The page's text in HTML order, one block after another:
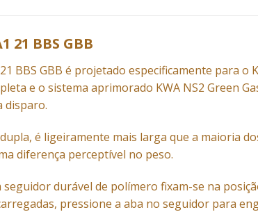
21 BBS GBB
BBS GBB é projetado especificamente para
e o sistema aprimorado KWA NS2 Green
disparo.
é ligeiramente mais larga que a maioria
diferença perceptível no peso.
durável de polímero fixam-se na
pressione a aba no seguidor para